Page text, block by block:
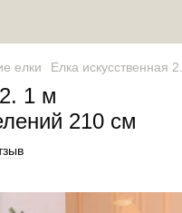
елки Елка искусственная
1 м
210 см